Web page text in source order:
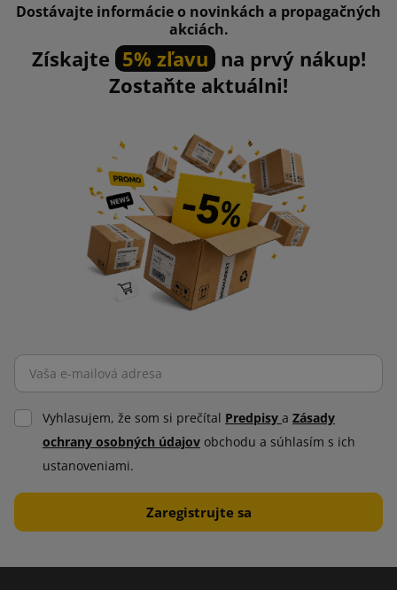
Dostávajte informácie o novinkách a propagačných
akciách.
Získajte 5% zľavu na prvý nákup!
Zostaňte aktuálni!
Vyhlasujem, že som si prečítal Predpisy a Zásady
ochrany osobných údajov obchodu a súhlasím s ich
ustanoveniami.